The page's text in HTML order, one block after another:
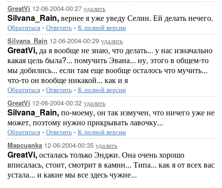
GreatVi 12-06-2004-00:27 удалить
Silvana_Rain,вернее я уже уведу Селин. Ей делать нечего.
Обратиться - Ответить - К полной версии
Silvana_Rain 12-06-2004-00:29 удалить
GreatVi,да я вообще не знаю, что делать... у нас изначально
какая цель была?... помучить Эвана... ну, этого в общем-то
мы добились... если там еще вообще осталось что мучить...
что-то он вообще никакой... как и я
Обратиться - Ответить - К полной версии
GreatVi 12-06-2004-00:32 удалить
Silvana_Rain,по-моему, он так измучен, что ничего уже не
может, поэтому нужно прикрывать лавочку...
Обратиться - Ответить - К полной версии
Mapcuanka 12-06-2004-00:35 удалить
GreatVi,осталась только Энджи. Она очень хорошо
вписалась, стоит, смотрит в камин... Типа... как я от всех вас
устала... и какие мы все здесь чужие...